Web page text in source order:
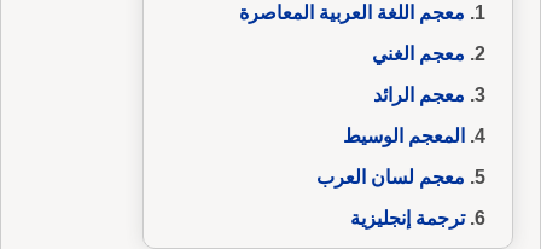
معجم اللغة العربية المعاصرة
معجم الغني
معجم الرائد
المعجم الوسيط
معجم لسان العرب
ترجمة إنجليزية